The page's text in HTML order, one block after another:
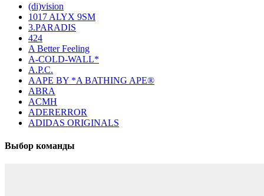
(di)vision
1017 ALYX 9SM
3.PARADIS
424
A Better Feeling
A-COLD-WALL*
A.P.C.
AAPE BY *A BATHING APE®
ABRA
ACMH
ADERERROR
ADIDAS ORIGINALS
Выбор команды